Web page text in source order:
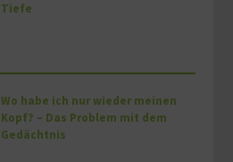
Tiefe
Wo habe ich nur wieder meinen
Kopf? – Das Problem mit dem
Gedächtnis